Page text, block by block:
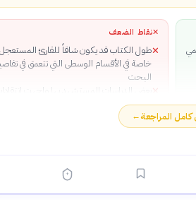
✕نقاط الضعف
✕طول الكتاب قد يكون شاقاً للقارئ
خاصة في الأقسام الوسطى التي تتعمق في
البحث
✕
بعض الدراسات المستشهد بها واجهت
حول إعادة الإنتاجية والصلاحية العلمية في
الإنتاج الحديثةالمراجعة←